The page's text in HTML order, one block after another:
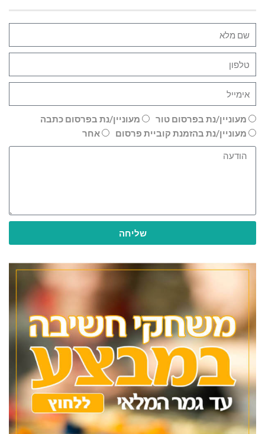
מעוניין/נת בפרסום טור
מעוניין/נת בפרסום כתבה
מעוניין/נת בהזמנת קוביית פרסום
אחר
שליחה